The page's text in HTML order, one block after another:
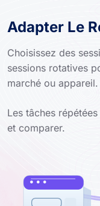
Adapter Le
Choisissez des
sessions rotatives
marché ou appareil.
Les tâches
et comparer.